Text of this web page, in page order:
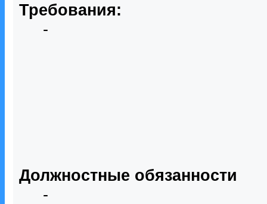
Требования:
-
Должностные обязанности
-